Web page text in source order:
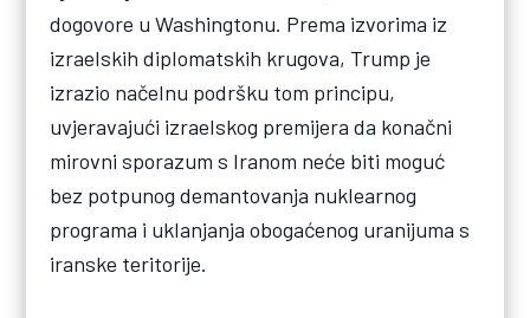
dogovore u Washingtonu. Prema izvorima iz
izraelskih diplomatskih krugova, Trump je
izrazio načelnu podršku tom principu,
uvjeravajući izraelskog premijera da konačni
mirovni sporazum s Iranom neće biti moguć
bez potpunog demantovanja nuklearnog
programa i uklanjanja obogaćenog uranijuma s
iranske teritorije.